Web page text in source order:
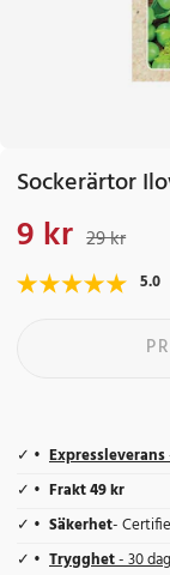
Sockerärtor
Nuvarande pris
9 kr 29 kr
5.0
Expressleverans
Frakt 49 kr
Säkerhet-
Trygghet- 30